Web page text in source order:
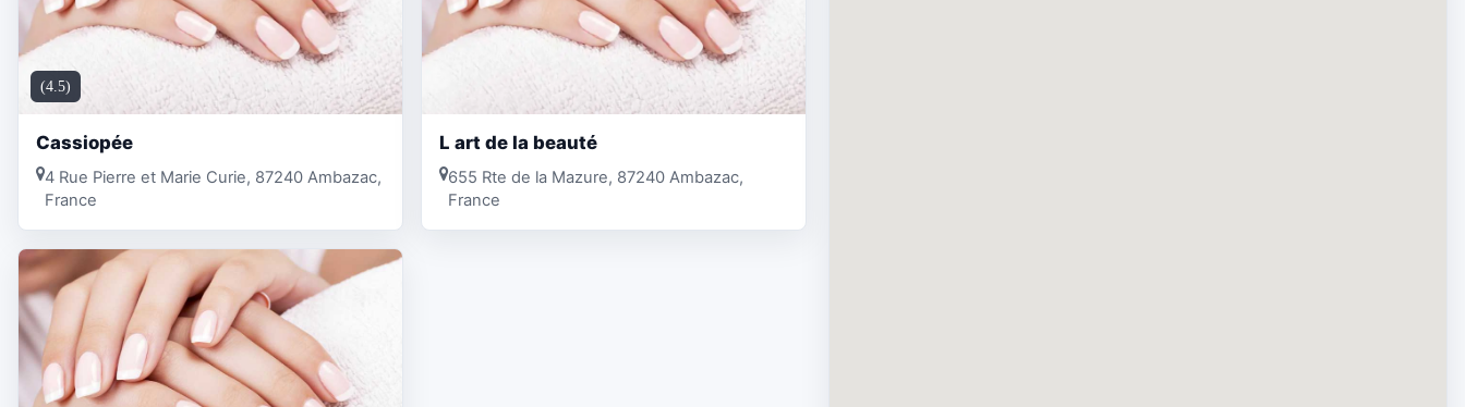
(4.5)
Cassiopée
4 Rue Pierre et Marie Curie, 87240 Ambazac,
France
L art de la beauté
655 Rte de la Mazure, 87240 Ambazac,
France